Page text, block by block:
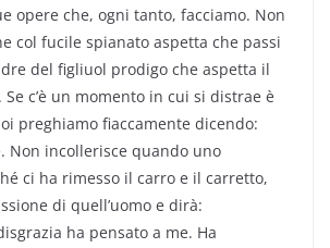
opere che, ogni tanto, facciamo. Non
col fucile spianato aspetta che passi
del figliuol prodigo che aspetta il
c’è un momento in cui si distrae è
preghiamo fiaccamente dicendo:
Non incollerisce quando uno
ci ha rimesso il carro e il carretto,
di quell’uomo e dirà:
ha pensato a me. Ha